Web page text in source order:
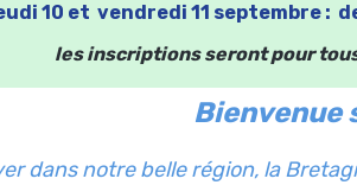
10 et vendredi 11 septembre : de
les inscriptions seront pour
Bienvenue
dans notre belle région, la